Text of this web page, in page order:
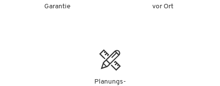
Garantie
vor Ort
Planungs-